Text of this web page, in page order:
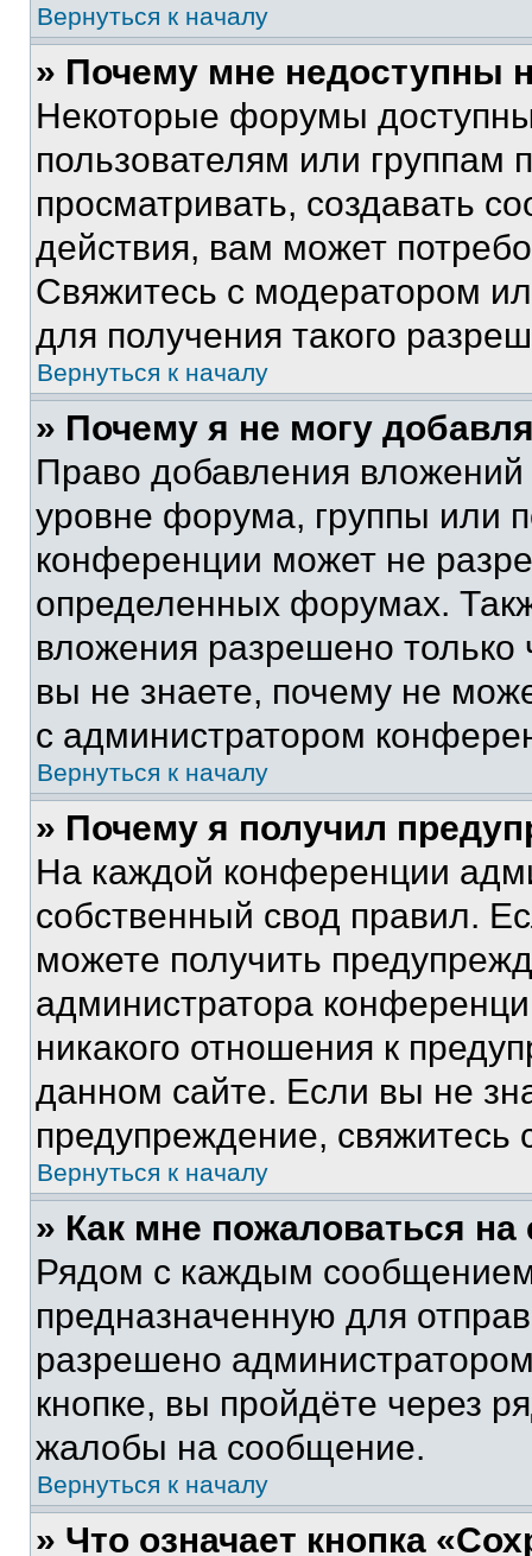
Вернуться к началу
» Почему мне недоступны
Некоторые форумы
пользователям или группам
просматривать, создавать
действия, вам может
Свяжитесь с модератором
для получения такого
Вернуться к началу
» Почему я не могу
Право добавления
уровне форума, группы или
конференции может не
определенных форумах.
вложения разрешено
вы не знаете, почему не
с администратором
Вернуться к началу
» Почему я получил
На каждой конференции
собственный свод правил.
можете получить
администратора
никакого отношения к
данном сайте. Если вы не
предупреждение,
Вернуться к началу
» Как мне пожаловаться
Рядом с каждым сообщением
предназначенную для
разрешено
кнопке, вы пройдёте через
жалобы на сообщение.
Вернуться к началу
» Что означает кнопка